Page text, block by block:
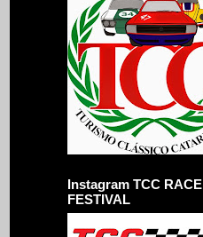
Instagram TCC RACE
FESTIVAL